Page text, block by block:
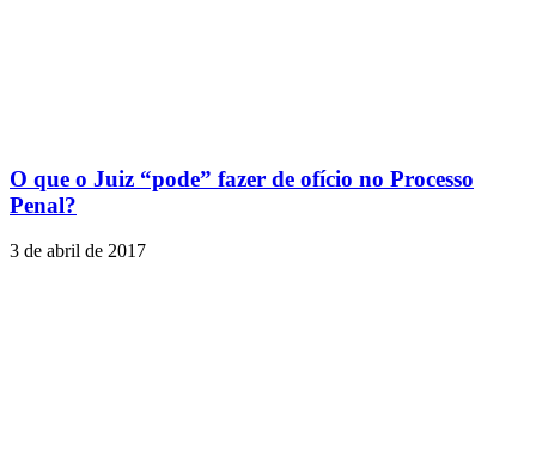
O que o Juiz “pode” fazer de ofício no Processo
Penal?
3 de abril de 2017